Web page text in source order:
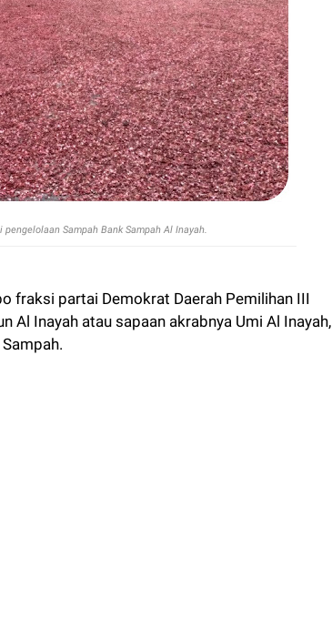
Sampah Bank Sampah Al Inayah.
fraksi partai Demokrat Daerah Pemilihan III
Al Inayah atau sapaan akrabnya Umi Al Inayah,